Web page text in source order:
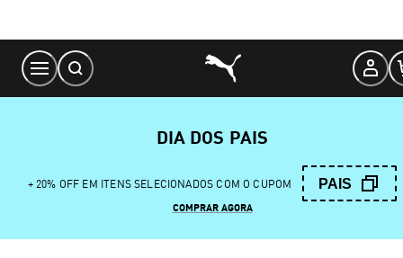
Content
DIA DOS PAIS
+ 20% OFF EM ITENS SELECIONADOS COM O CUPOM PAIS
COMPRAR AGORA